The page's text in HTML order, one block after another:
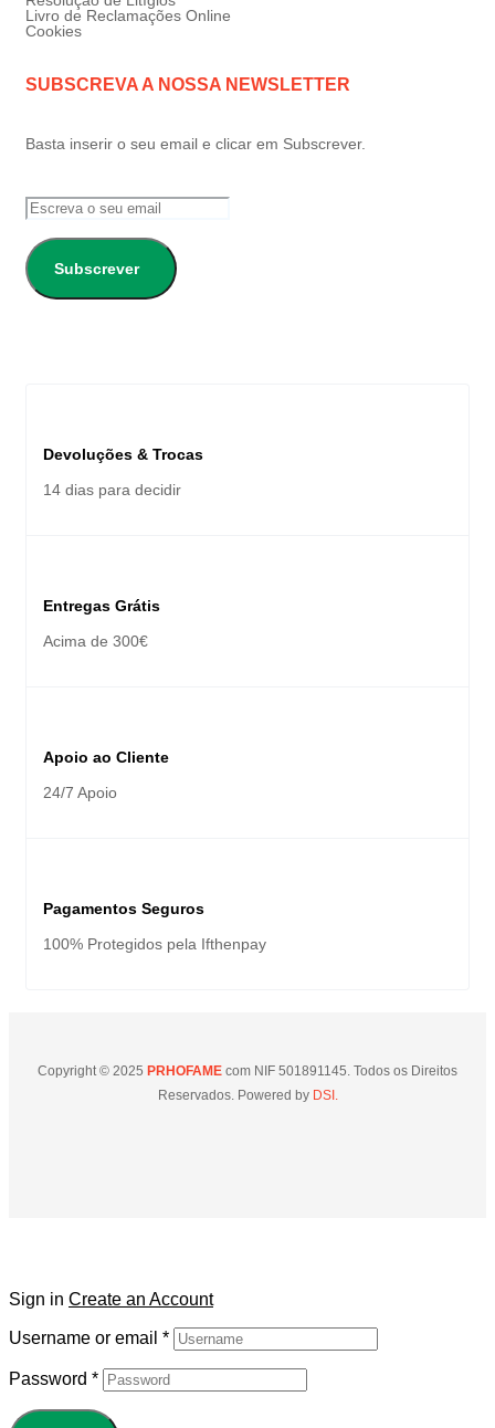
Livro de Reclamações Online
Cookies
SUBSCREVA A NOSSA NEWSLETTER
Basta inserir o seu email e clicar em Subscrever.
Subscrever
Devoluções & Trocas
14 dias para decidir
Entregas Grátis
Acima de 300€
Apoio ao Cliente
24/7 Apoio
Pagamentos Seguros
100% Protegidos pela Ifthenpay
Copyright © 2025 PRHOFAME com NIF 501891145. Todos os Direitos
Reservados. Powered byDSI.
Sign in Create an Account
Username or email *
Password *